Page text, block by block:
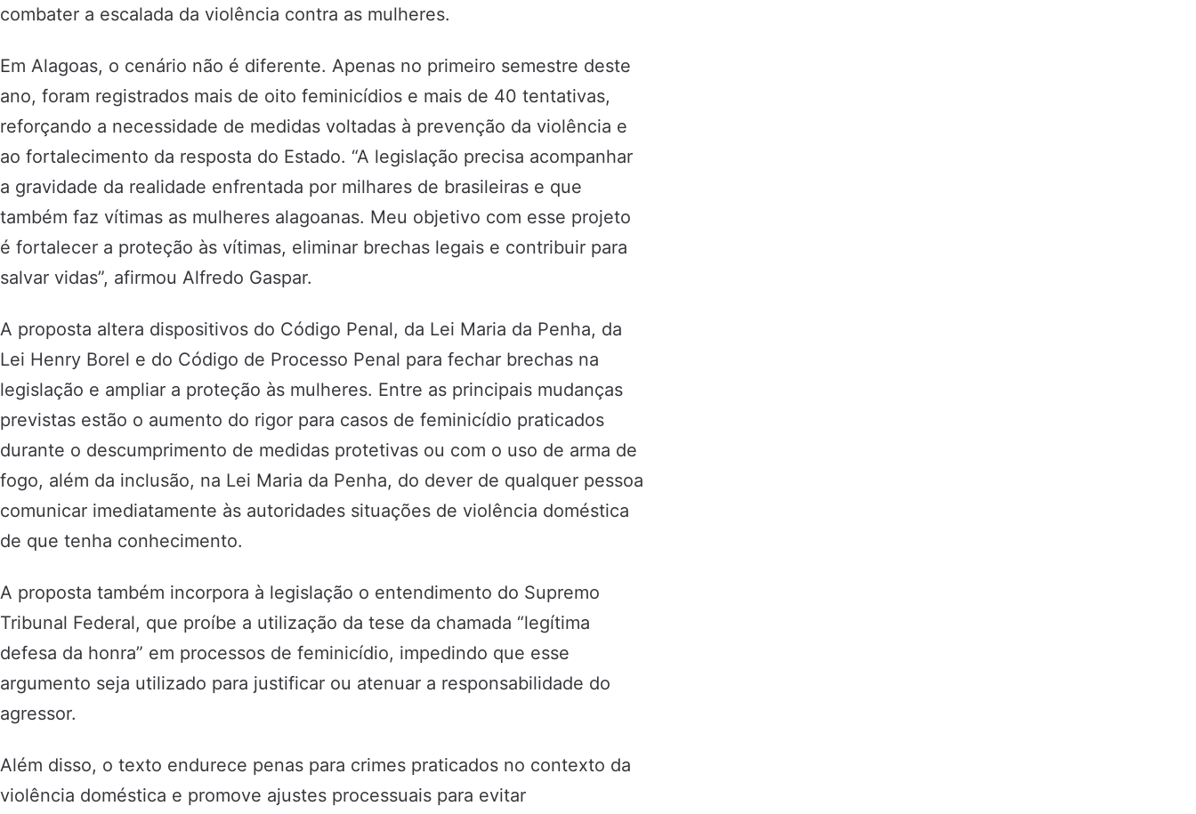
combater a escalada da violência contra as mulheres.
Em Alagoas, o cenário não é diferente. Apenas no primeiro semestre deste
ano, foram registrados mais de oito feminicídios e mais de 40 tentativas,
reforçando a necessidade de medidas voltadas à prevenção da violência e
ao fortalecimento da resposta do Estado. “A legislação precisa acompanhar
a gravidade da realidade enfrentada por milhares de brasileiras e que
também faz vítimas as mulheres alagoanas. Meu objetivo com esse projeto
é fortalecer a proteção às vítimas, eliminar brechas legais e contribuir para
salvar vidas”, afirmou Alfredo Gaspar.
A proposta altera dispositivos do Código Penal, da Lei Maria da Penha, da
Lei Henry Borel e do Código de Processo Penal para fechar brechas na
legislação e ampliar a proteção às mulheres. Entre as principais mudanças
previstas estão o aumento do rigor para casos de feminicídio praticados
durante o descumprimento de medidas protetivas ou com o uso de arma de
fogo, além da inclusão, na Lei Maria da Penha, do dever de qualquer pessoa
comunicar imediatamente às autoridades situações de violência doméstica
de que tenha conhecimento.
A proposta também incorpora à legislação o entendimento do Supremo
Tribunal Federal, que proíbe a utilização da tese da chamada “legítima
defesa da honra” em processos de feminicídio, impedindo que esse
argumento seja utilizado para justificar ou atenuar a responsabilidade do
agressor.
Além disso, o texto endurece penas para crimes praticados no contexto da
violência doméstica e promove ajustes processuais para evitar